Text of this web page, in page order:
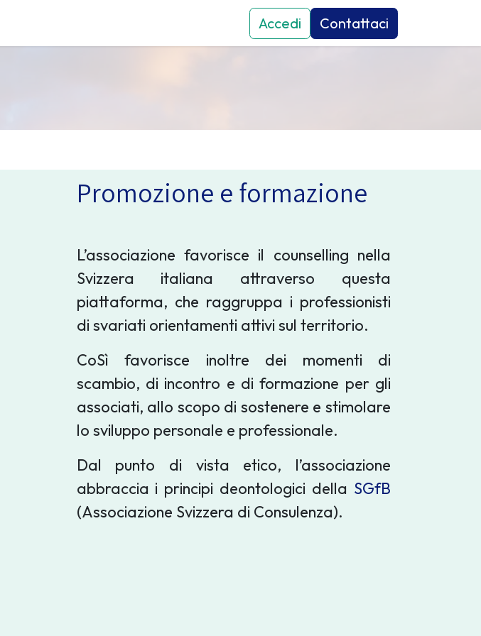
News
Accedi Contattaci
Promozione e formazione
L’associazione favorisce il counselling nella
Svizzera italiana attraverso questa
piattaforma, che raggruppa i professionisti
di svariati orientamenti attivi sul territorio.
CoSì favorisce inoltre dei momenti di
scambio, di incontro e di formazione per gli
associati, allo scopo di sostenere e stimolare
lo sviluppo personale e professionale.
Dal punto di vista etico, l’associazione
abbraccia i principi deontologici della SGfB
(Associazione Svizzera di Consulenza).